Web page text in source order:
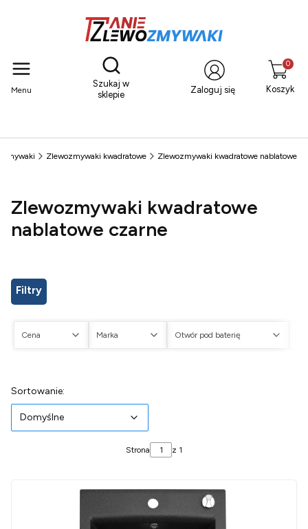
Menu
Otwórz wyszukiwarkę
Szukaj w
sklepie
Zaloguj się Koszyk
Zlewozmywaki kwadratowe Zlewozmywaki kwadratowe nablatowe
Zlewozmywaki kwadratowe
nablatowe czarne
Filtry
Cena Marka Otwór pod baterię
Lista produktów
Sortowanie:
Domyślne
Strona z 1